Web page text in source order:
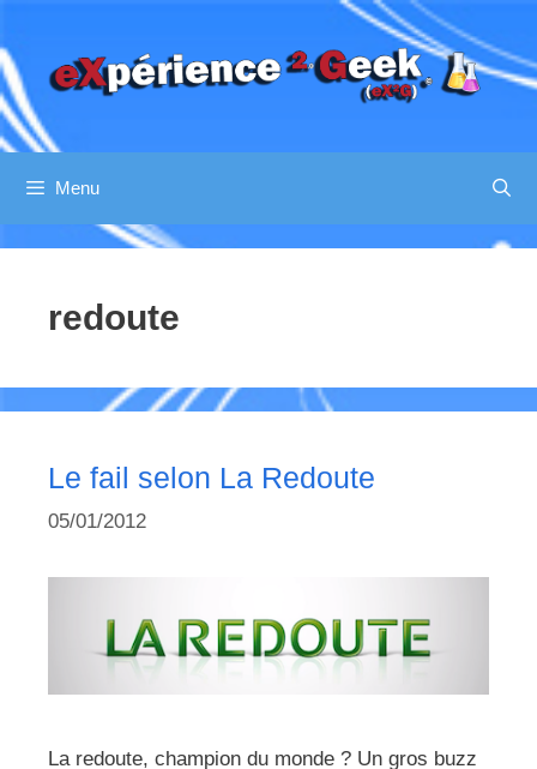
au
contenu
Menu
redoute
Le fail selon La Redoute
05/01/2012
La redoute, champion du monde ? Un gros buzz